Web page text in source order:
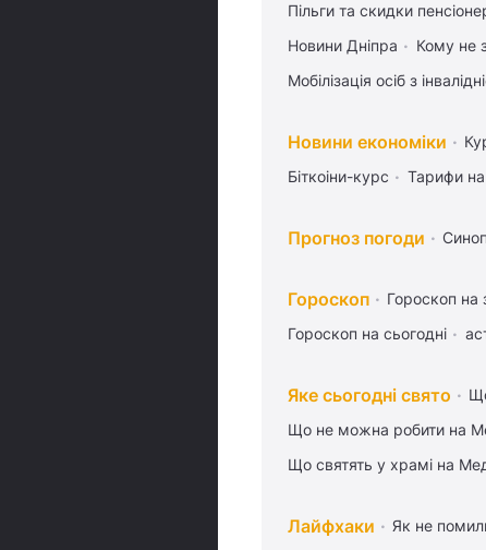
Пільги та скидки
Новини Дніпра
Кому не
Мобілізація осіб з
Новини економіки
Біткоіни-курс
Тарифи
Прогноз погоди
Гороскоп Гороскоп на
Гороскоп на сьогодні
Яке сьогодні свято
Що не можна робити на
Що святять у храмі на
Лайфхаки Як не